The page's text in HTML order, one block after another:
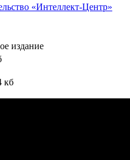
«Интеллект-Центр»
издание
кб